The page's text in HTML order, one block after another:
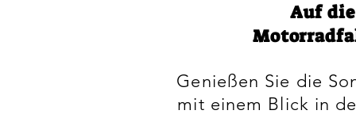
Auf
Genießen Sie die
mit einem Blick in